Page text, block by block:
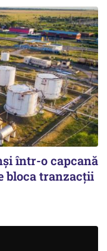
într-o capcană
bloca tranzacții